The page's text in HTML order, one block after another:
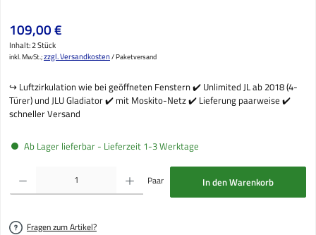
Regulärer Preis:
109,00 €
Inhalt:2 Stück
inkl. MwSt.;zzgl. Versandkosten/ Paketversand
↪️ Luftzirkulation wie bei geöffneten Fenstern ✔️ Unlimited JL ab 2018 (4-
Türer) und JLU Gladiator ✔️ mit Moskito-Netz ✔️ Lieferung paarweise ✔️
schneller Versand
Ab Lager lieferbar - Lieferzeit 1-3 Werktage
Produkt Anzahl: Gib den gewünschten Wert ein oder benutze die Schaltflächen um die
Paar In den Warenkorb
Fragen zum Artikel?